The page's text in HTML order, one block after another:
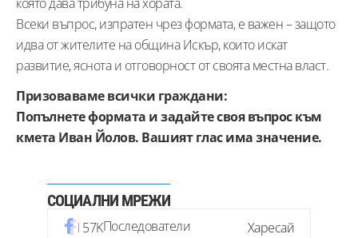
Всеки въпрос, изпратен чрез формата, е важен – защото
идва от жителите на община Искър, които искат
развитие, яснота и отговорност от своята местна власт.
Призоваваме всички граждани:
Попълнете формата и задайте своя въпрос към
кмета Иван Йолов. Вашият глас има значение.
СОЦИАЛНИ МРЕЖИ
57KПоследователи Харесай